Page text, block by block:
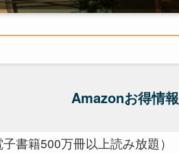
Amazonお得情報
子書籍500万冊以上読み放題）